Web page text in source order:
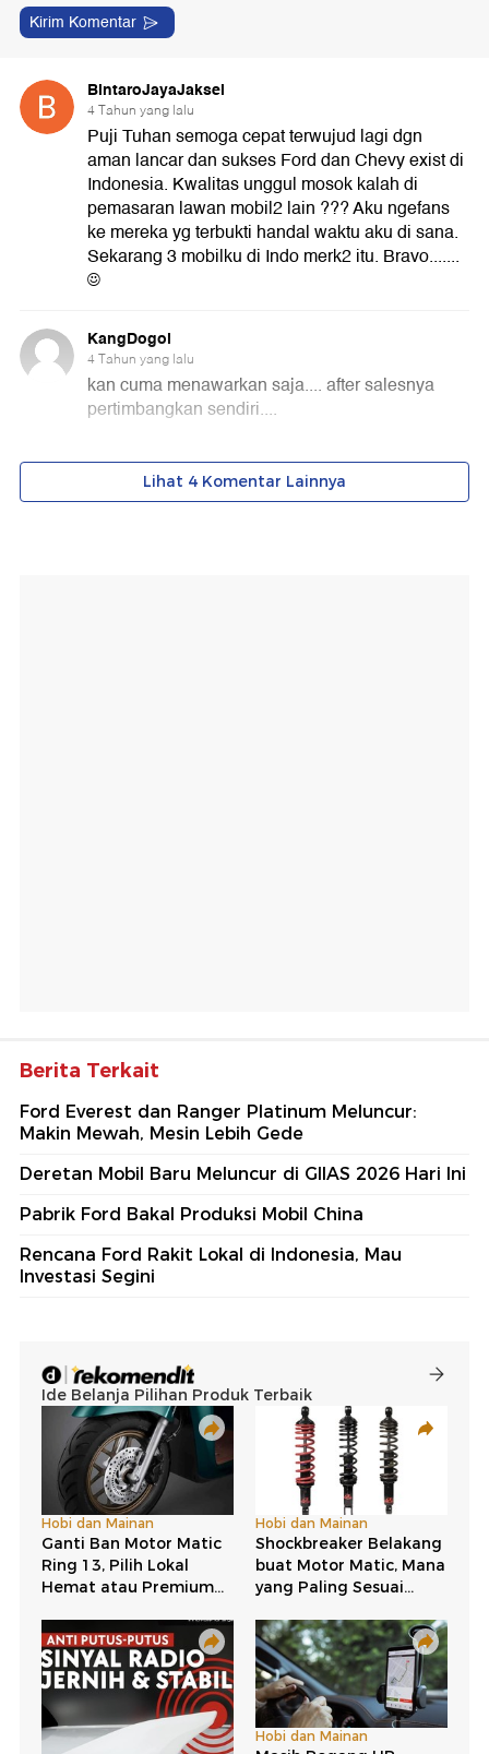
Berita Terkait
Ford Everest dan Ranger Platinum Meluncur:
Makin Mewah, Mesin Lebih Gede
Deretan Mobil Baru Meluncur di GIIAS 2026 Hari Ini
Pabrik Ford Bakal Produksi Mobil China
Rencana Ford Rakit Lokal di Indonesia, Mau
Investasi Segini